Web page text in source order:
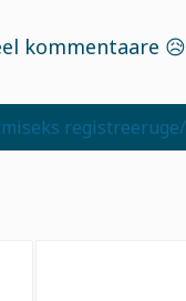
kommentaare